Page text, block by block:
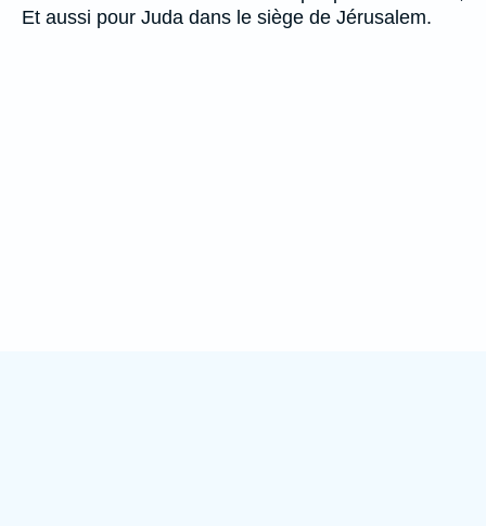
Et aussi pour Juda dans le siège de Jérusalem.